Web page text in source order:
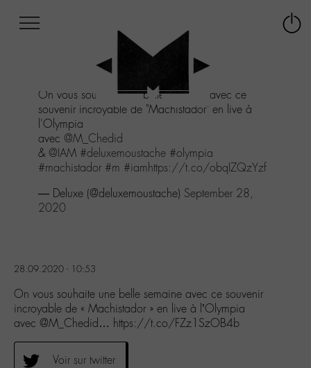
au
menu
Aller
au
contenu
Aller
recherche
On vous souhaite une belle semaine avec ce
souvenir incroyable de "Machistador" en live à
l'Olympia
avec @M_Chedid
& @IAM #deluxemoustache #olympia
#machistador #m #iamhttps://t.co/obqIZQzYzf
— Deluxe (@deluxemoustache) September 28,
2020
28.09.2020 - 10:53
On vous souhaite une belle semaine avec ce souvenir
incroyable de « Machistador » en live à l’Olympia
avec @M_Chedid… https://t.co/FZz1SzOB4b
Voir sur twitter